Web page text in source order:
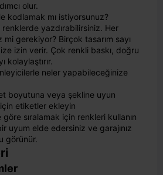
olur.
kodlamak mı istiyorsunuz?
renklerde yazdırabilirsiniz. Her
gerekiyor? Birçok tasarım sayı
izin verir. Çok renkli baskı, doğru
kolaylaştırır.
neler yapabileceğinize
boyutuna veya şekline uyun
etiketler ekleyin
sıralamak için renkleri kullanın
uyum elde edersiniz ve garajınız
görünür.